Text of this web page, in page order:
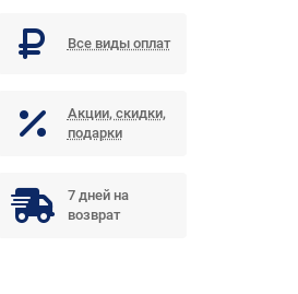
Все виды оплат
Акции, скидки,
подарки
7 дней на
возврат